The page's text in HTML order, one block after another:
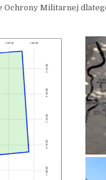
Ochrony Militarnej